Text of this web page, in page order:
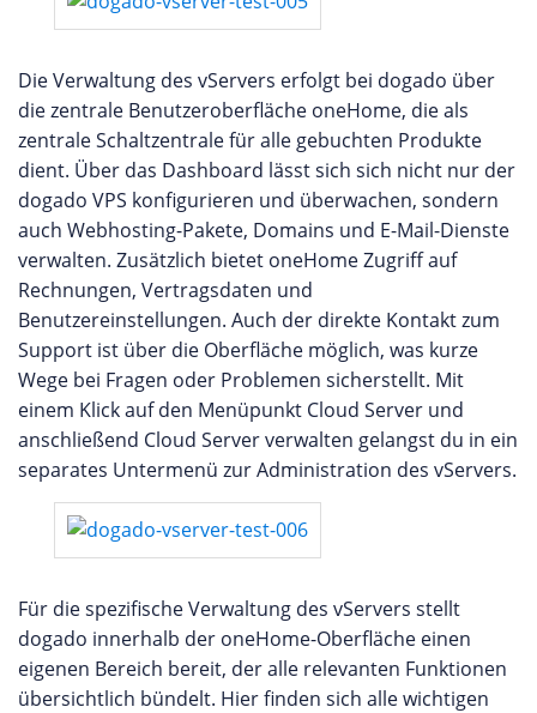
Die Verwaltung des vServers erfolgt bei dogado über
die zentrale Benutzeroberfläche oneHome, die als
zentrale Schaltzentrale für alle gebuchten Produkte
dient. Über das Dashboard lässt sich sich nicht nur der
dogado VPS konfigurieren und überwachen, sondern
auch Webhosting-Pakete, Domains und E-Mail-Dienste
verwalten. Zusätzlich bietet oneHome Zugriff auf
Rechnungen, Vertragsdaten und
Benutzereinstellungen. Auch der direkte Kontakt zum
Support ist über die Oberfläche möglich, was kurze
Wege bei Fragen oder Problemen sicherstellt. Mit
einem Klick auf den Menüpunkt Cloud Server und
anschließend Cloud Server verwalten gelangst du in ein
separates Untermenü zur Administration des vServers.
Für die spezifische Verwaltung des vServers stellt
dogado innerhalb der oneHome-Oberfläche einen
eigenen Bereich bereit, der alle relevanten Funktionen
übersichtlich bündelt. Hier finden sich alle wichtigen